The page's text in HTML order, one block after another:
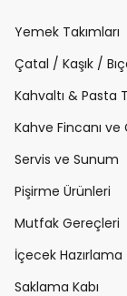
Yemek Takımları
Çatal / Kaşık /
Kahvaltı & Pasta
Kahve Fincanı ve
Servis ve Sunum
Pişirme Ürünleri
Mutfak Gereçleri
İçecek Hazırlama
Saklama Kabı